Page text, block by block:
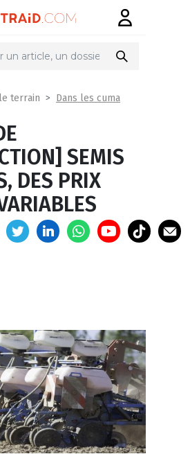
terrain Dans les cuma
SEMIS
DES PRIX